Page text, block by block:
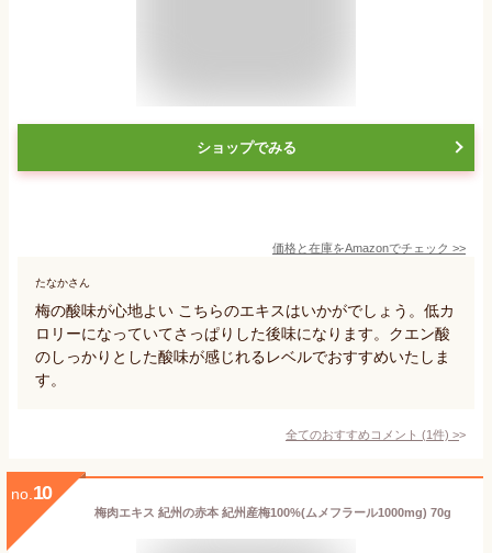
ショップでみる
価格と在庫をAmazonでチェック >>
たなかさん
梅の酸味が心地よい こちらのエキスはいかがでしょう。低カ
ロリーになっていてさっぱりした後味になります。クエン酸
のしっかりとした酸味が感じれるレベルでおすすめいたしま
す。
全てのおすすめコメント (1件) >
no. 10
梅肉エキス 紀州の赤本 紀州産梅100%(ムメフラール1000mg) 70g